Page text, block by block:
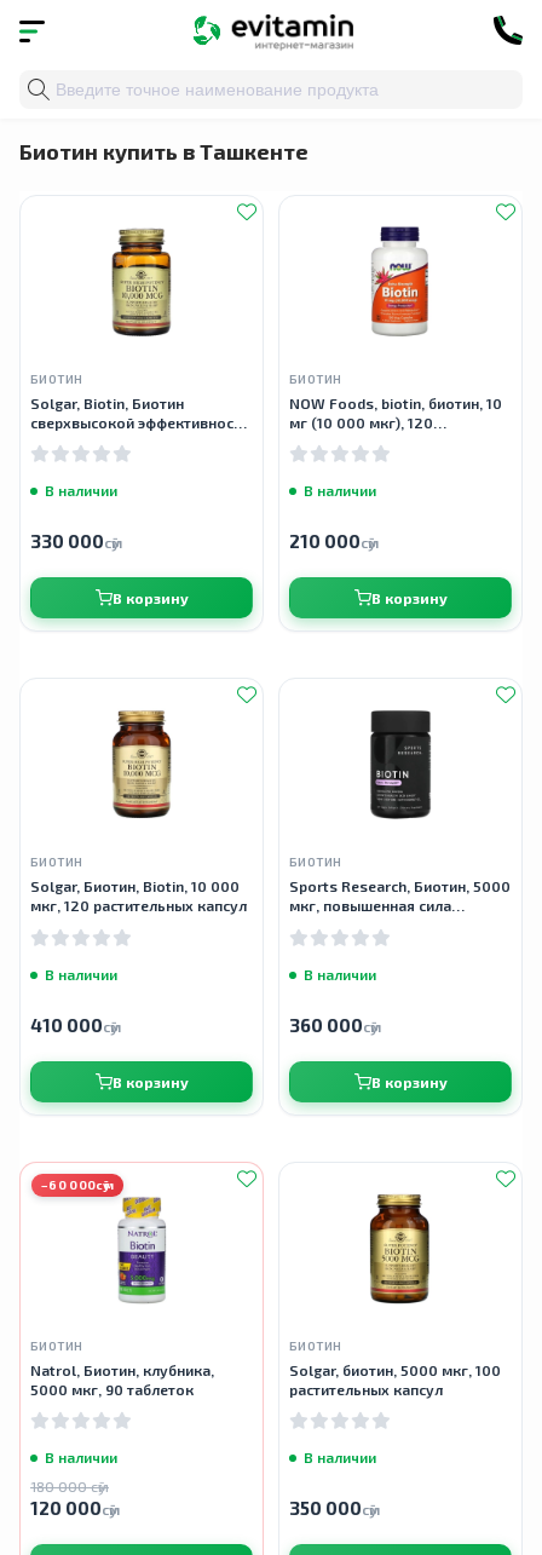
Главная Витамины и минералы
Биотин купить в Ташкенте
БИОТИН
Solgar, Biotin, Биотин
сверхвысокой эффективности,
10 000 мкг, 60 растительных
капсул
В наличии
330 000сӯм
В корзину
БИОТИН
NOW Foods, biotin, биотин, 10
мг (10 000 мкг), 120
вегетарианских капсул
В наличии
210 000сӯм
В корзину
БИОТИН
Solgar, Биотин, Biotin, 10 000
мкг, 120 растительных капсул
В наличии
410 000сӯм
В корзину
БИОТИН
Sports Research, Биотин, 5000
мкг, повышенная сила
капсул
В наличии
360 000сӯм
В корзину
−60 000сӯм
БИОТИН
Natrol, Биотин, клубника,
5000 мкг, 90 таблеток
В наличии
180 000 сӯм
120 000сӯм
БИОТИН
Solgar, биотин, 5000 мкг, 100
растительных капсул
В наличии
350 000сӯм